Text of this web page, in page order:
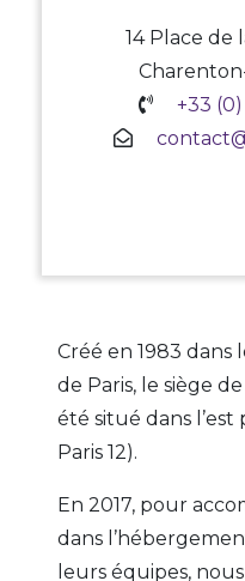
14 Place de
+33
Créé en 1983 dans
de Paris, le siège
été situé dans l’est
Paris 12).
En 2017, pour
dans
leurs équipes,